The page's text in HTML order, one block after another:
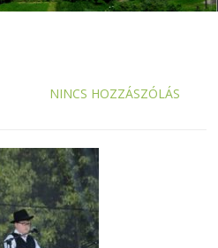
NINCS HOZZÁSZÓLÁS